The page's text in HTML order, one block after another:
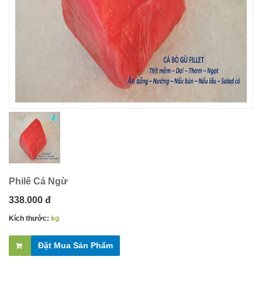
Philê Cá Ngừ
338.000 đ
Kích thước: kg
Đặt Mua Sản Phẩm